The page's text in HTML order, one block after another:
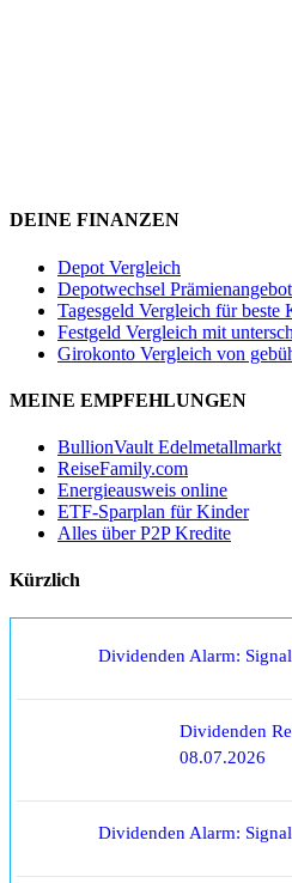
DEINE FINANZEN
Depot Vergleich
Depotwechsel
Tagesgeld Vergleich für beste
Festgeld Vergleich mit
Girokonto Vergleich von
MEINE EMPFEHLUNGEN
BullionVault Edelmetallmarkt
ReiseFamily.com
Energieausweis online
ETF-Sparplan für Kinder
Alles über P2P Kredite
Kürzlich
Dividenden Alarm:
Dividenden
08.07.2026
Dividenden Alarm: